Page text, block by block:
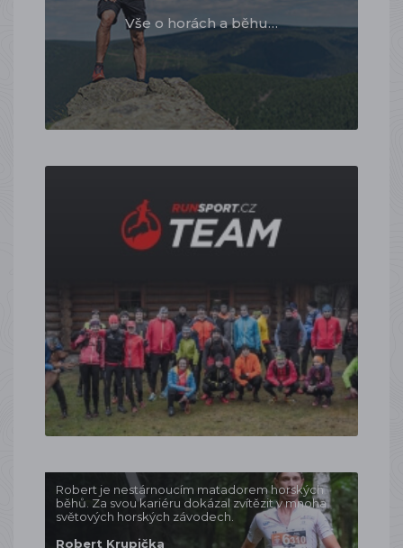
Vše o horách a běhu…
Robert je nestárnoucím matadorem horských
běhů. Za svou kariéru dokázal zvítězit v mnoha
světových horských závodech.
Robert Krupička